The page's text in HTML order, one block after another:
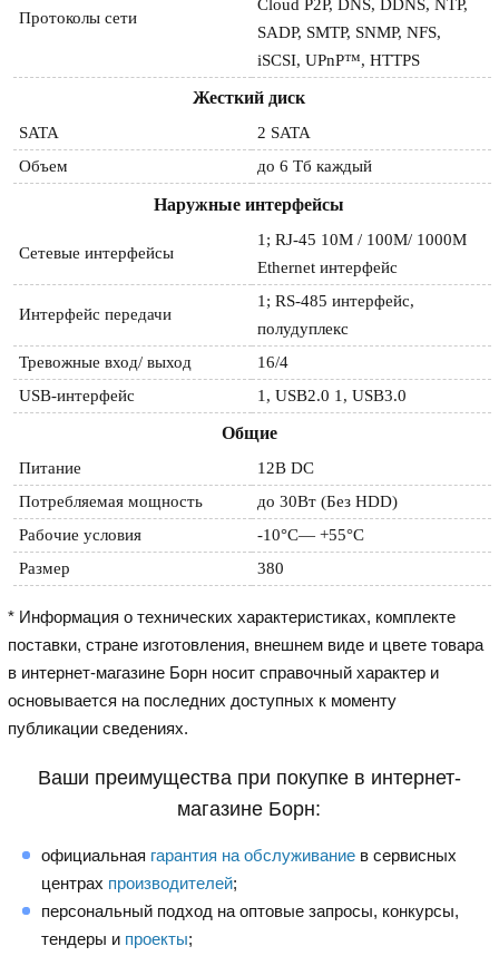
Протоколы сети
Cloud P2P, DNS, DDNS, NTP,
SADP, SMTP, SNMP, NFS,
iSCSI, UPnP™, HTTPS
Жесткий диск
SATA
2 SATA
Объем
до 6 Тб каждый
Наружные интерфейсы
Сетевые интерфейсы
1; RJ-45 10M / 100M/ 1000М
Ethernet интерфейс
Интерфейс передачи
1; RS-485 интерфейс,
полудуплекс
Тревожные вход/ выход
16/4
USB-интерфейс
1, USB2.0 1, USB3.0
Общие
Питание
12В DC
Потребляемая мощность
до 30Вт (Без HDD)
Рабочие условия
-10°C— +55°C
Размер
380
* Информация о технических характеристиках, комплекте
поставки, стране изготовления, внешнем виде и цвете товара
в интернет-магазине Борн носит справочный характер и
основывается на последних доступных к моменту
публикации сведениях.
Ваши преимущества при покупке в интернет-
магазине Борн:
официальная гарантия на обслуживание в сервисных
центрах производителей;
персональный подход на оптовые запросы, конкурсы,
тендеры и проекты;